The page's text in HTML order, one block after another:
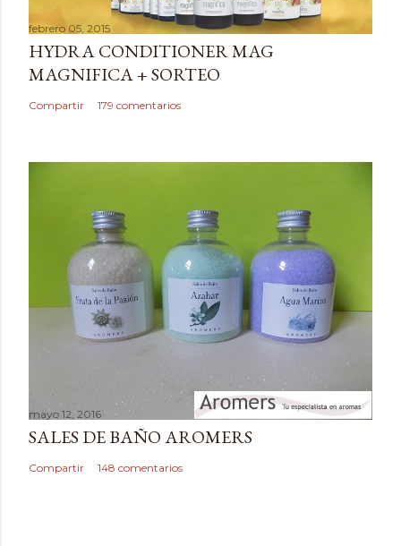
a
r
u
n
c
o
febrero 05, 2015
HYDRA CONDITIONER MAG
MAGNIFICA + SORTEO
Compartir 179 comentarios
mayo 12, 2016
SALES DE BAÑO AROMERS
Compartir 148 comentarios